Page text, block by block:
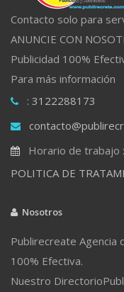
Contacto solo para
ANUNCIE CON
Publicidad 100%
Para más información
: 3122288173
Horario de trabajo
POLITICA DE
Nosotros
Publirecreate Agencia
100% Efectiva.
Nuestro